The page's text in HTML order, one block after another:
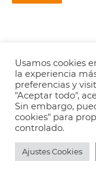
Copyright © 2026
Usamos cookies
la experiencia
preferencias y
"Aceptar todo",
Sin embargo,
cookies" para
controlado.
Ajustes Cookies